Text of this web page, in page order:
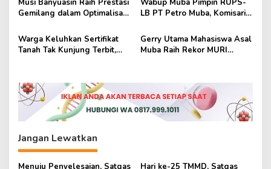
Musi Banyuasin Raih Prestasi
Gemilang dalam Optimalisasi
Jamsostek 2025
Wabup Muba Pimpin RUPS-
LB PT Petro Muba, Komisaris
Disahkan
Warga Keluhkan Sertifikat
Tanah Tak Kunjung Terbit,
Gerry Utama Mahasiswa Asal
Muba Raih Rekor MURI
Jangan Lewatkan
Menuju Penyelesaian, Satgas
Hari ke-25 TMMD, Satgas